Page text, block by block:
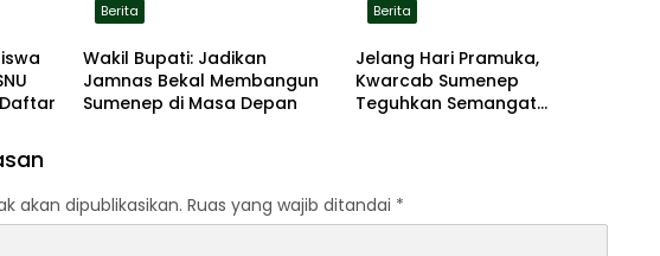
Berita
Wakil Bupati: Jadikan
Jamnas Bekal Membangun
Sumenep di Masa Depan
Berita
Jelang Hari Pramuka,
Kwarcab Sumenep
Teguhkan Semangat
akan dipublikasikan. Ruas yang wajib ditandai *